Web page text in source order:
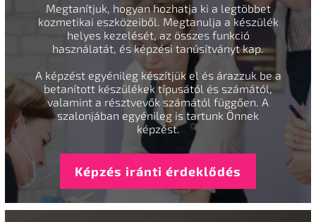
Megtanítjuk, hogyan hozhatja ki a legtöbbet
kozmetikai eszközeiből. Megtanulja a készülék
helyes kezelését, az összes funkció
használatát, és képzési tanúsítványt kap.
A képzést egyénileg készítjük el és árazzuk be a
betanított készülékek típusától és számától,
valamint a résztvevők számától függően. A
szalonjában egyénileg is tartunk Önnek
képzést.
Képzés iránti érdeklődés